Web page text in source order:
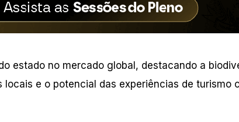
estado no mercado global, destacando a
e o potencial das experiências de turismo